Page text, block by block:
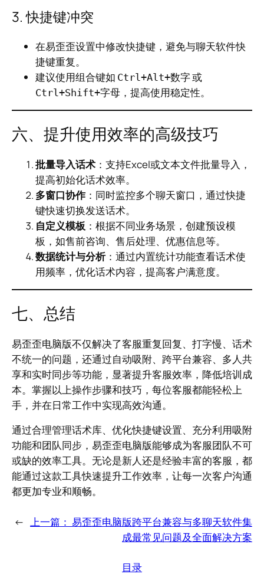
3. 快捷键冲突
在易歪歪设置中修改快捷键，避免与聊天软件快
捷键重复。
建议使用组合键如 Ctrl+Alt+数字或
Ctrl+Shift+字母 ，提高使用稳定性。
六、提升使用效率的高级技巧
批量导入话术 ：支持Excel或文本文件批量导入，
提高初始化话术效率。
多窗口协作：同时监控多个聊天窗口，通过快捷
键快速切换发送话术。
自定义模板 ：根据不同业务场景，创建预设模
板，如售前咨询、售后处理、优惠信息等。
数据统计与分析：通过内置统计功能查看话术使
用频率，优化话术内容，提高客户满意度。
七、总结
易歪歪电脑版不仅解决了客服重复回复、打字慢、话术
不统一的问题，还通过自动吸附、跨平台兼容、多人共
享和实时同步等功能，显著提升客服效率，降低培训成
本。掌握以上操作步骤和技巧，每位客服都能轻松上
手，并在日常工作中实现高效沟通。
通过合理管理话术库、优化快捷键设置、充分利用吸附
功能和团队同步，易歪歪电脑版能够成为客服团队不可
或缺的效率工具。无论是新人还是经验丰富的客服，都
能通过这款工具快速提升工作效率，让每一次客户沟通
都更加专业和顺畅。
← 上一篇： 易歪歪电脑版跨平台兼容与多聊天软件集
成最常见问题及全面解决方案
目录